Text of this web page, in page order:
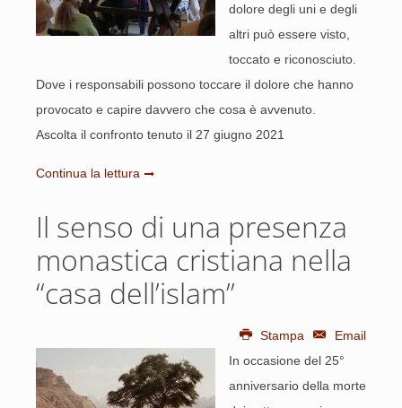
dolore degli uni e degli
altri può essere visto,
toccato e riconosciuto.
Dove i responsabili possono toccare il dolore che hanno
provocato e capire davvero che cosa è avvenuto.
Ascolta il confronto tenuto il 27 giugno 2021
Continua la lettura
Il senso di una presenza
monastica cristiana nella
“casa dell’islam”
Stampa
Email
In occasione del 25°
anniversario della morte